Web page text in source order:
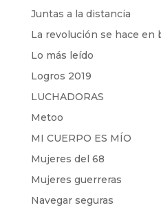
Juntas a la distancia
La revolución se hace en
Lo más leído
Logros 2019
LUCHADORAS
Metoo
MI CUERPO ES MÍO
Mujeres del 68
Mujeres guerreras
Navegar seguras